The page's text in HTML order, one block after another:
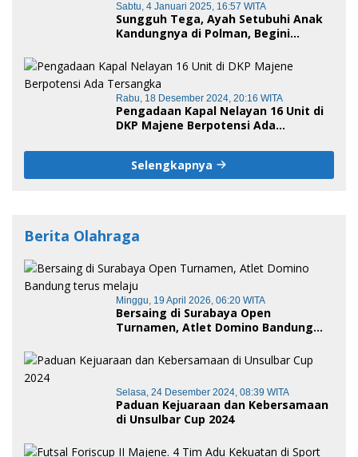
Sabtu, 4 Januari 2025, 16:57 WITA
Sungguh Tega, Ayah Setubuhi Anak
Kandungnya di Polman, Begini
Rabu, 18 Desember 2024, 20:16 WITA
Pengadaan Kapal Nelayan 16 Unit di
DKP Majene Berpotensi Ada
Selengkapnya
Berita Olahraga
Minggu, 19 April 2026, 06:20 WITA
Bersaing di Surabaya Open
Turnamen, Atlet Domino Bandung
Selasa, 24 Desember 2024, 08:39 WITA
Paduan Kejuaraan dan Kebersamaan
di Unsulbar Cup 2024